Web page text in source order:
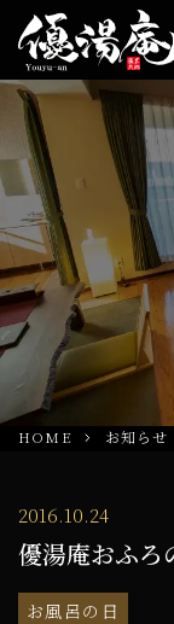
HOME お知らせ
2016.10.24
優湯庵おふろ
お風呂の日